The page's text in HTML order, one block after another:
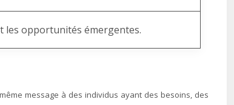
les opportunités émergentes.
message à des individus ayant des besoins, des